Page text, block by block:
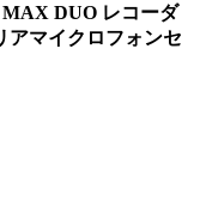
DUO レコーダ
アマイクロフォンセ